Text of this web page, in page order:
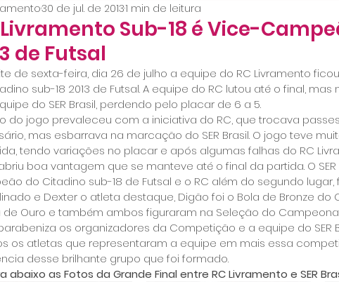
Livramento Sub-18 é Vice-
de Futsal
30 de jul. de 20131 min de leitura
de sexta-feira, dia 26 de julho a equipe do RC Livramento
sub-18 2013 de Futsal. A equipe do RC lutou até o final,
do SER Brasil, perdendo pelo placar de 6 a 5.
do jogo prevaleceu com a iniciativa do RC, que trocava
mas esbarrava na marcação do SER Brasil. O jogo teve
tendo variações no placar e após algumas falhas do RC
boa vantagem que se manteve até o final da partida. O
do Citadino sub-18 de Futsal e o RC além do segundo
e Dexter o atleta destaque, Digão foi o Bola de Bronze do
de Ouro e também ambos figuraram na Seleção do
os organizadores da Competição e a equipe do SER
os atletas que representaram a equipe em mais essa
desse brilhante grupo que foi formado.
abaixo as Fotos da Grande Final entre RC Livramento e SER